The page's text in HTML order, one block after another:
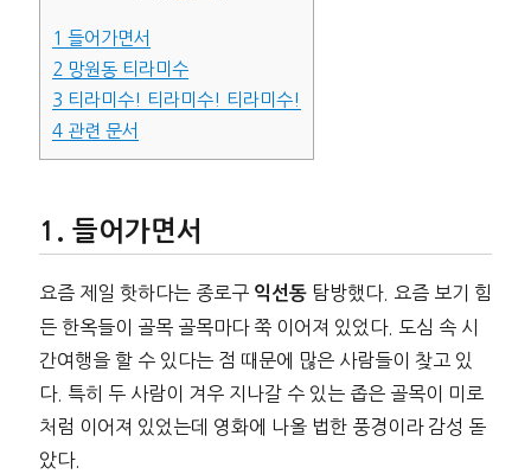
1 들어가면서
2 망원동 티라미수
3 티라미수! 티라미수! 티라미수!
4관련 문서
들어가면서
요즘 제일 핫하다는 종로구 익선동탐방했다. 요즘 보기 힘
든 한옥들이 골목 골목마다 쭉 이어져 있었다. 도심 속 시
간여행을 할 수 있다는 점 때문에 많은 사람들이 찾고 있
다. 특히 두 사람이 겨우 지나갈 수 있는 좁은 골목이 미로
처럼 이어져 있었는데 영화에 나올 법한 풍경이라 감성 돋
았다.